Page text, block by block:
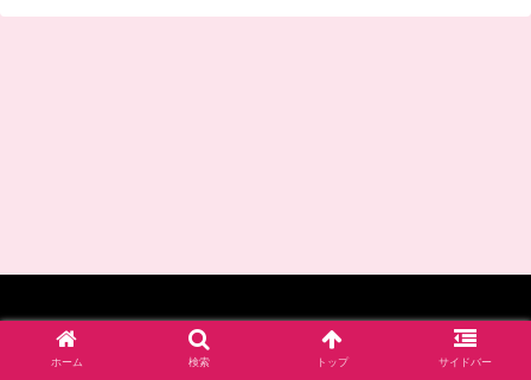
© 2017-2026 四谷学院保育士試験対策講座_公式ブログ.
ホーム 検索 トップ サイドバー